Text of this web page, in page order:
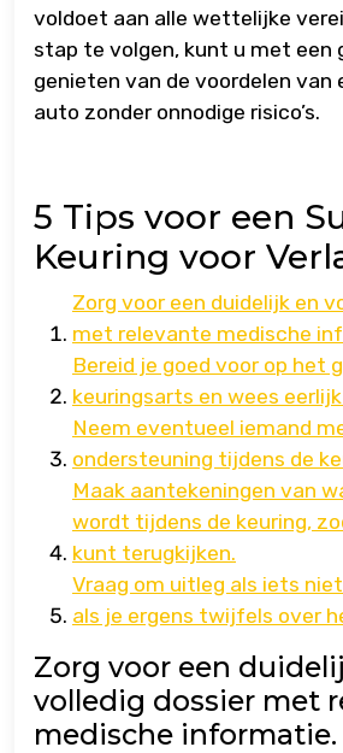
voldoet aan alle wettelijke
stap te volgen, kunt u met een
genieten van de voordelen van
auto zonder onnodige risico’s.
5 Tips voor een
Keuring voor
Zorg voor een duidelijk en
met relevante medische
Bereid je goed voor op het
keuringsarts en wees
Neem eventueel iemand
ondersteuning tijdens de
Maak aantekeningen van
wordt tijdens de keuring,
kunt terugkijken.
Vraag om uitleg als iets
als je ergens twijfels over
Zorg voor een
volledig dossier met
medische informatie.